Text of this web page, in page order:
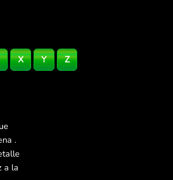
X Y Z
.
a la